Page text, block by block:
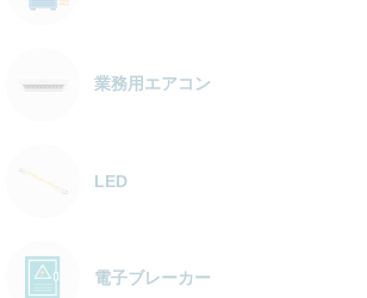
業務用エアコン
LED
電子ブレーカー